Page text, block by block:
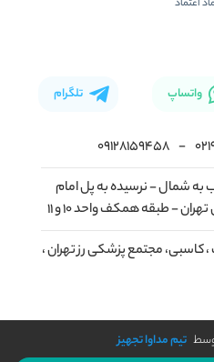
واتساپ تلگرام
-
09128159458
به شمال - نرسیده به پل امام
- طبقه همکف واحد ۱۰ و ۱۱
کاسبی، مجتمع پزشکی رز تهران ،
تیم مداوا تجهیز